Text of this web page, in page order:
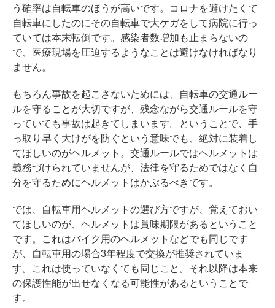
う確率は自転車のほうが高いです。コロナを避けたくて
自転車にしたのにその自転車で大ケガをして病院に行っ
ていては本末転倒です。感染者数増加も止まらないの
で、医療現場を圧迫するようなことは避けなければなり
ません。
もちろん事故を起こさないためには、自転車の交通ルー
ルを守ることが大切ですが、残念ながら交通ルールを守
っていても事故は起きてしまいます。ということで、手
っ取り早く大けがを防ぐという意味でも、絶対に装着し
てほしいのがヘルメット。交通ルールではヘルメットは
義務づけられていませんが、法律を守るためではなく自
分を守るためにヘルメットはかぶるべきです。
では、自転車用ヘルメットの選び方ですが、覚えておい
てほしいのが、ヘルメットは賞味期限があるということ
です。これはバイク用のヘルメットなどでも同じです
が、自転車用の場合3年程度で交換が推奨されていま
す。これは使っていなくても同じこと。それ以降は本来
の保護性能が出せなくなる可能性があるということで
す。